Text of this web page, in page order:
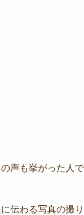
声も挙がった人
伝わる写真の撮